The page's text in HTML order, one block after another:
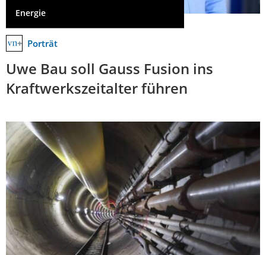
Energie
Porträt
Uwe Bau soll Gauss Fusion ins
Kraftwerkszeitalter führen